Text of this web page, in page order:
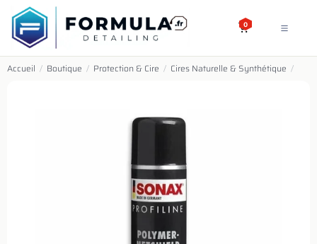
SE RENDRE AU CONTENU
0
Accueil / Boutique / Protection & Cire / Cires Naturelle & Synthétique /